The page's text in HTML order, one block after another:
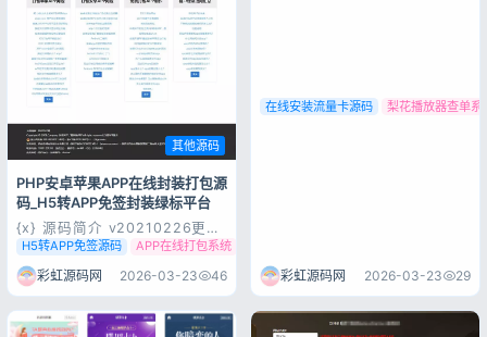
其他源码
PHP安卓苹果APP在线封装打包源
码_H5转APP免签封装绿标平台
{x} 源码简介 v20210226更新
记录： 解决ios无法下载的问题
优化打包流程 修复原先各种问
题 可自行上传安卓证书 可自行
上传启动图 解决ios全屏问题兼
码原先一百多兆 优化后四十多
H5转APP免签源码 APP在线打包系统
彩虹源码网 2026-03-23 46
在线安装流量卡源码 梨花播放器查单系
彩虹源码网 2026-03-23 29
登录
没有账号？立即注册
记住登录